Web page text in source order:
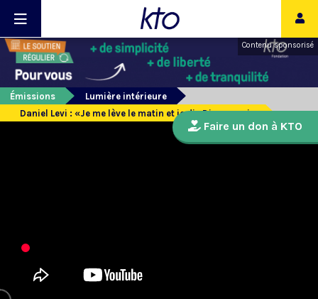
Contenu sponsorisé
Émissions
Lumière intérieure
Daniel Levi : «Je me lève le matin et je dis Dieu merci»
Faire un don à KTO